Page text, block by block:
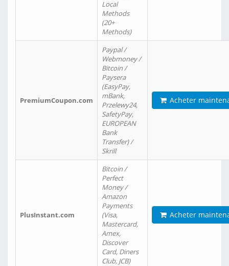
Local
Methods
(20+
Methods)
PremiumCoupon.com
Paypal /
Webmoney /
Bitcoin /
Paysera
(EasyPay,
mBank,
Przelewy24,
SafetyPay,
EUROPEAN
Bank
Transfer) /
Skrill
Acheter
PlusInstant.com
Bitcoin /
Perfect
Money /
Amazon
Payments
(Visa,
Mastercard,
Amex,
Discover
Card, Diners
Club, JCB)
Acheter